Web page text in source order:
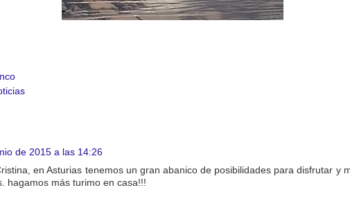
de 2015 a las 14:26
en Asturias tenemos un gran abanico de posibilidades para disfrutar y
hagamos más turimo en casa!!!